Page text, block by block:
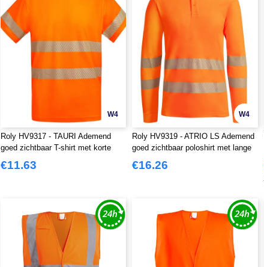
W4
Roly HV9317 - TAURI Ademend
goed zichtbaar T-shirt met korte
mouwen
€11.63
W4
Roly HV9319 - ATRIO LS Ademend
goed zichtbaar poloshirt met lange
mouwen
€16.26